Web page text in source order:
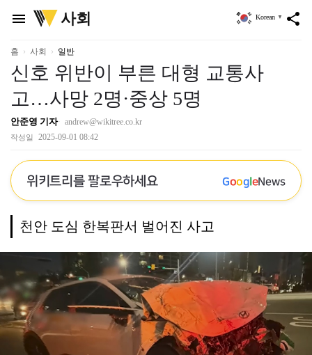
menu
위
키
리
사회 share
Korean ▼
홈 사회 일반
신호 위반이 부른 대형 교통사
고…사망 2명·중상 5명
안준영 기자 andrew@wikitree.co.kr
작성일 2025-09-01 08:42
위키트리를 팔로우하세요 GoogleNews
천안 도심 한복판서 벌어진 사고